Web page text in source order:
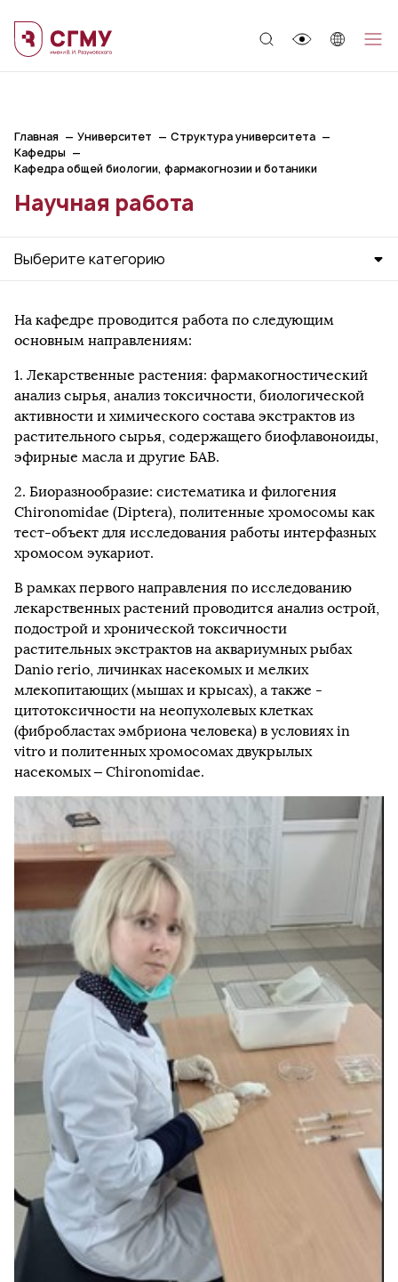
Главная Университет
Структура университета
Кафедры
Кафедра общей биологии, фармакогнозии и ботаники
Научная работа
Выберите категорию
На кафедре проводится работа по следующим
основным направлениям:
1. Лекарственные растения: фармакогностический
анализ сырья, анализ токсичности, биологической
активности и химического состава экстрактов из
растительного сырья, содержащего биофлавоноиды,
эфирные масла и другие БАВ.
2. Биоразнообразие: систематика и филогения
Chironomidae (Diptera), политенные хромосомы как
тест-объект для исследования работы интерфазных
хромосом эукариот.
В рамках первого направления по исследованию
лекарственных растений проводится анализ острой,
подострой и хронической токсичности
растительных экстрактов на аквариумных рыбах
Danio rerio, личинках насекомых и мелких
млекопитающих (мышах и крысах), а также -
цитотоксичности на неопухолевых клетках
(фибробластах эмбриона человека) в условиях in
vitro и политенных хромосомах двукрылых
насекомых – Chironomidae.